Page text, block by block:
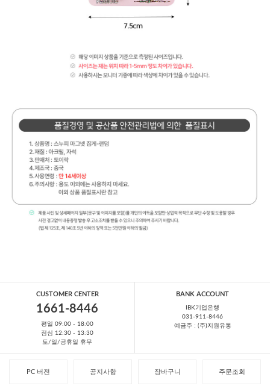
CUSTOMER CENTER
1661-8446
평일 09:00 - 18:00
점심 12:30 - 13:30
토/일/공휴일 휴무
BANK ACCOUNT
IBK기업은행
031-911-8446
예금주 : (주)지원유통
PC 버전 공지사항 장바구니 주문조회